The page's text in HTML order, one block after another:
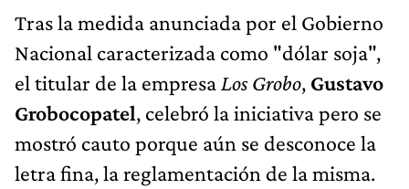
Tras la medida anunciada por el Gobierno
Nacional caracterizada como "dólar soja",
el titular de la empresa Los Grobo, Gustavo
Grobocopatel, celebró la iniciativa pero se
mostró cauto porque aún se desconoce la
letra fina, la reglamentación de la misma.